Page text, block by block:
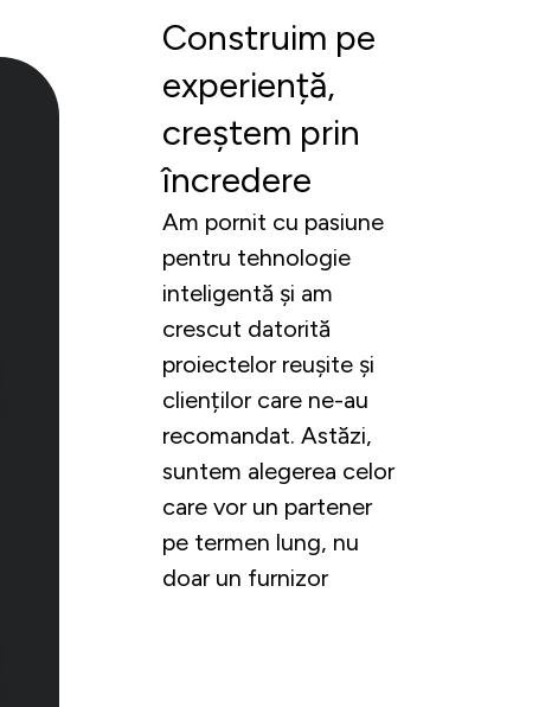
Construim pe
experiență,
creștem prin
încredere
Am pornit cu pasiune
pentru tehnologie
inteligentă și am
crescut datorită
proiectelor reușite și
clienților care ne-au
recomandat. Astăzi,
suntem alegerea celor
care vor un partener
pe termen lung, nu
doar un furnizor